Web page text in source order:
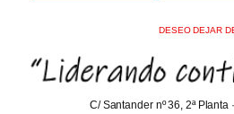
DESEO DEJAR
C/ Santander nº 36, 2ª